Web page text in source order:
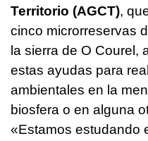
Territorio (AGCT),
cinco microrreservas
la sierra de O Courel,
estas ayudas para
ambientales en la
biosfera o en alguna
«Estamos estudando